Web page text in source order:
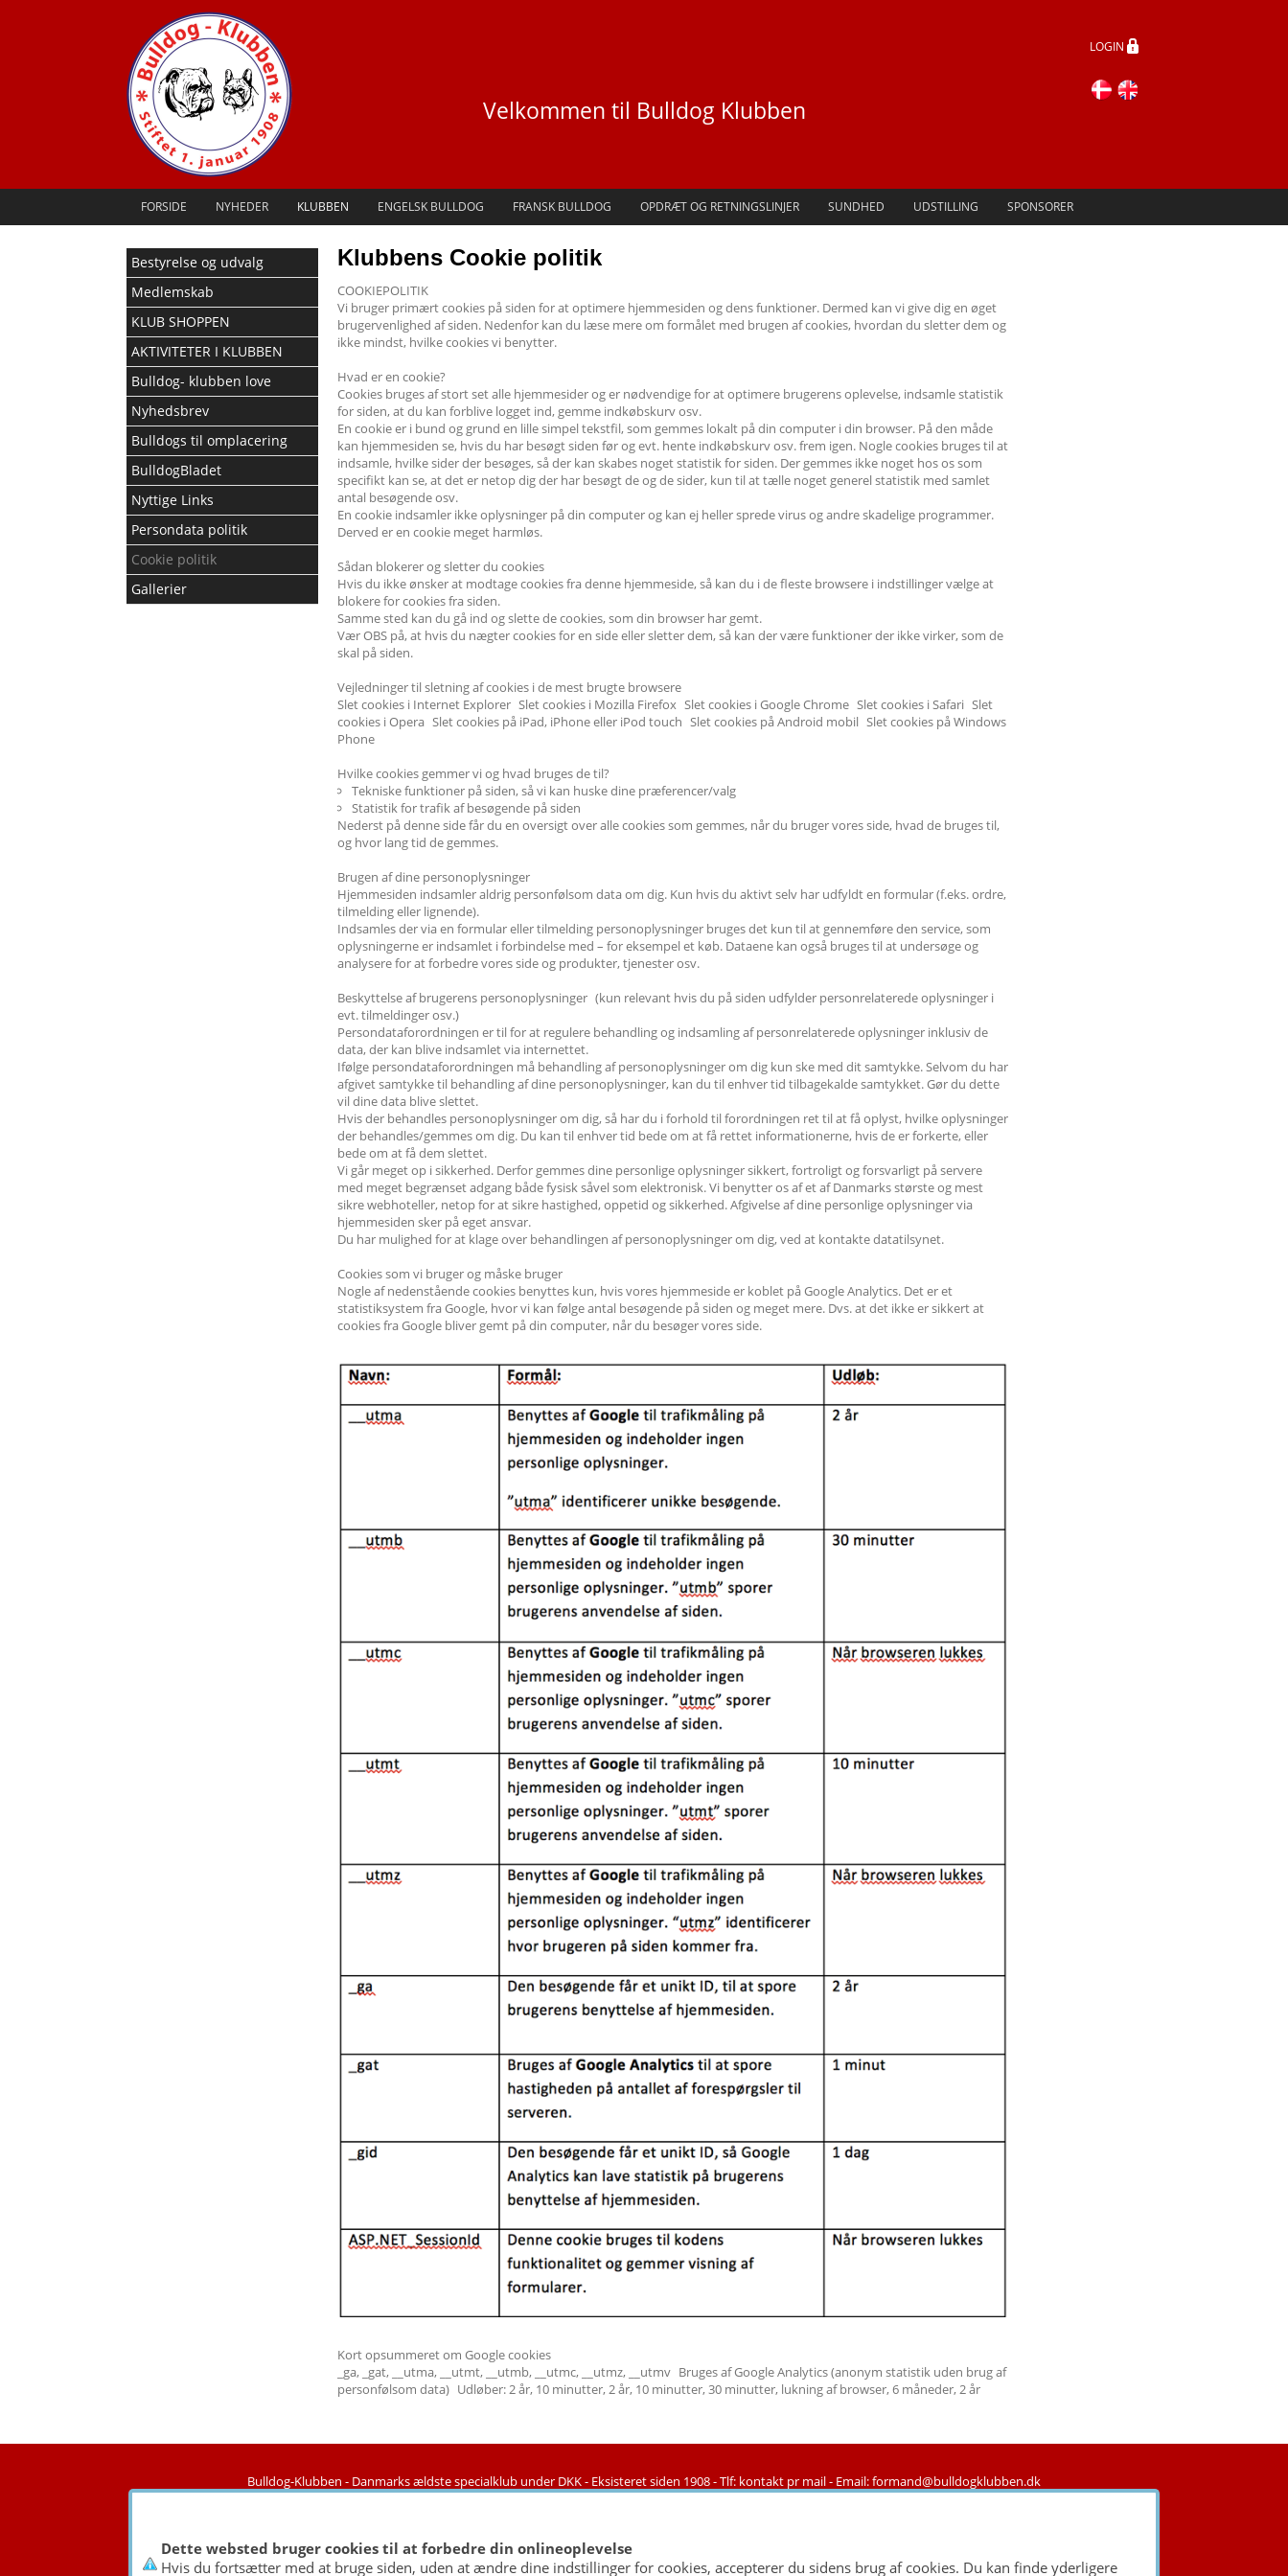
Dette websted bruger cookies til at forbedre din onlineoplevelse
Hvis du fortsætter med at bruge siden, uden at ændre dine indstillinger for cookies, accepterer du sidens brug af cookies. Du kan finde yderligere
LOGIN
Velkommen til Bulldog Klubben
FORSIDE NYHEDER KLUBBEN ENGELSK BULLDOG FRANSK BULLDOG OPDRÆT OG RETNINGSLINJER SUNDHED UDSTILLING SPONSORER
Bestyrelse og udvalg
Medlemskab
KLUB SHOPPEN
AKTIVITETER I KLUBBEN
Bulldog- klubben love
Nyhedsbrev
Bulldogs til omplacering
BulldogBladet
Nyttige Links
Persondata politik
Cookie politik
Gallerier
Klubbens Cookie politik
COOKIEPOLITIK
Vi bruger primært cookies på siden for at optimere hjemmesiden og dens funktioner. Dermed kan vi give dig en øget
brugervenlighed af siden. Nedenfor kan du læse mere om formålet med brugen af cookies, hvordan du sletter dem og
ikke mindst, hvilke cookies vi benytter.
Hvad er en cookie?
Cookies bruges af stort set alle hjemmesider og er nødvendige for at optimere brugerens oplevelse, indsamle statistik
for siden, at du kan forblive logget ind, gemme indkøbskurv osv.
En cookie er i bund og grund en lille simpel tekstfil, som gemmes lokalt på din computer i din browser. På den måde
kan hjemmesiden se, hvis du har besøgt siden før og evt. hente indkøbskurv osv. frem igen. Nogle cookies bruges til at
indsamle, hvilke sider der besøges, så der kan skabes noget statistik for siden. Der gemmes ikke noget hos os som
specifikt kan se, at det er netop dig der har besøgt de og de sider, kun til at tælle noget generel statistik med samlet
antal besøgende osv.
En cookie indsamler ikke oplysninger på din computer og kan ej heller sprede virus og andre skadelige programmer.
Derved er en cookie meget harmløs.
Sådan blokerer og sletter du cookies
Hvis du ikke ønsker at modtage cookies fra denne hjemmeside, så kan du i de fleste browsere i indstillinger vælge at
blokere for cookies fra siden.
Samme sted kan du gå ind og slette de cookies, som din browser har gemt.
Vær OBS på, at hvis du nægter cookies for en side eller sletter dem, så kan der være funktioner der ikke virker, som de
skal på siden.
Vejledninger til sletning af cookies i de mest brugte browsere
Slet cookies i Internet Explorer Slet cookies i Mozilla Firefox Slet cookies i Google Chrome Slet cookies i Safari Slet
cookies i Opera Slet cookies på iPad, iPhone eller iPod touch Slet cookies på Android mobil Slet cookies på Windows
Phone
Hvilke cookies gemmer vi og hvad bruges de til?
Tekniske funktioner på siden, så vi kan huske dine præferencer/valg
Statistik for trafik af besøgende på siden
Nederst på denne side får du en oversigt over alle cookies som gemmes, når du bruger vores side, hvad de bruges til,
og hvor lang tid de gemmes.
Brugen af dine personoplysninger
Hjemmesiden indsamler aldrig personfølsom data om dig. Kun hvis du aktivt selv har udfyldt en formular (f.eks. ordre,
tilmelding eller lignende).
Indsamles der via en formular eller tilmelding personoplysninger bruges det kun til at gennemføre den service, som
oplysningerne er indsamlet i forbindelse med – for eksempel et køb. Dataene kan også bruges til at undersøge og
analysere for at forbedre vores side og produkter, tjenester osv.
Beskyttelse af brugerens personoplysninger (kun relevant hvis du på siden udfylder personrelaterede oplysninger i
evt. tilmeldinger osv.)
Persondataforordningen er til for at regulere behandling og indsamling af personrelaterede oplysninger inklusiv de
data, der kan blive indsamlet via internettet.
Ifølge persondataforordningen må behandling af personoplysninger om dig kun ske med dit samtykke. Selvom du har
afgivet samtykke til behandling af dine personoplysninger, kan du til enhver tid tilbagekalde samtykket. Gør du dette
vil dine data blive slettet.
Hvis der behandles personoplysninger om dig, så har du i forhold til forordningen ret til at få oplyst, hvilke oplysninger
der behandles/gemmes om dig. Du kan til enhver tid bede om at få rettet informationerne, hvis de er forkerte, eller
bede om at få dem slettet.
Vi går meget op i sikkerhed. Derfor gemmes dine personlige oplysninger sikkert, fortroligt og forsvarligt på servere
med meget begrænset adgang både fysisk såvel som elektronisk. Vi benytter os af et af Danmarks største og mest
sikre webhoteller, netop for at sikre hastighed, oppetid og sikkerhed. Afgivelse af dine personlige oplysninger via
hjemmesiden sker på eget ansvar.
Du har mulighed for at klage over behandlingen af personoplysninger om dig, ved at kontakte datatilsynet.
Cookies som vi bruger og måske bruger
Nogle af nedenstående cookies benyttes kun, hvis vores hjemmeside er koblet på Google Analytics. Det er et
statistiksystem fra Google, hvor vi kan følge antal besøgende på siden og meget mere. Dvs. at det ikke er sikkert at
cookies fra Google bliver gemt på din computer, når du besøger vores side.
Kort opsummeret om Google cookies
_ga, _gat, __utma, __utmt, __utmb, __utmc, __utmz, __utmv Bruges af Google Analytics (anonym statistik uden brug af
personfølsom data) Udløber: 2 år, 10 minutter, 2 år, 10 minutter, 30 minutter, lukning af browser, 6 måneder, 2 år
Bulldog-Klubben - Danmarks ældste specialklub under DKK - Eksisteret siden 1908 -Tlf: kontakt pr mail - Email: formand@bulldogklubben.dk
Udviklet af